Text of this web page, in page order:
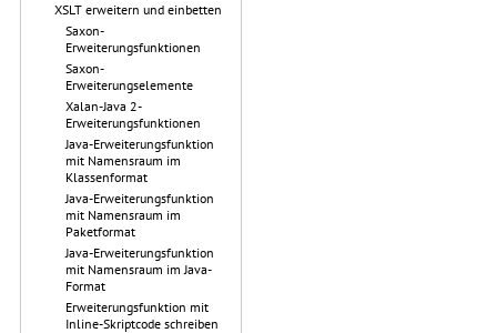
XSLT erweitern und einbetten
Saxon-
Erweiterungsfunktionen
Saxon-
Erweiterungselemente
Xalan-Java 2-
Erweiterungsfunktionen
Java-Erweiterungsfunktion
mit Namensraum im
Klassenformat
Java-Erweiterungsfunktion
mit Namensraum im
Paketformat
Java-Erweiterungsfunktion
mit Namensraum im Java-
Format
Erweiterungsfunktion mit
Inline-Skriptcode schreiben